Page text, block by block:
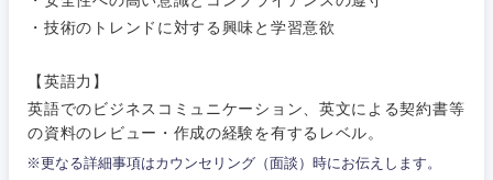
・技術のトレンドに対する興味と学習意欲
【英語力】
英語でのビジネスコミュニケーション、英文による契約書等
の資料のレビュー・作成の経験を有するレベル。
※更なる詳細事項はカウンセリング（面談）時にお伝えします。